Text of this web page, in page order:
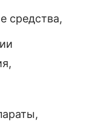
средства,